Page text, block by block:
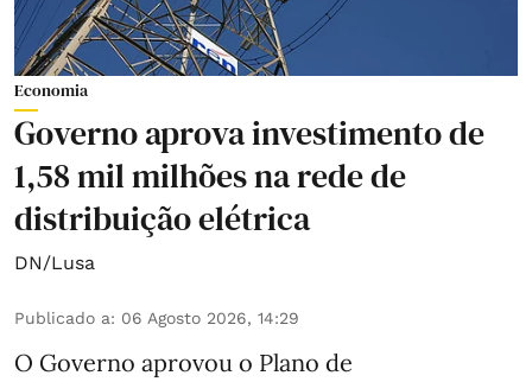
Economia
Governo aprova investimento de
1,58 mil milhões na rede de
distribuição elétrica
DN/Lusa
Publicado a: 06 Agosto 2026, 14:29
O Governo aprovou o Plano de